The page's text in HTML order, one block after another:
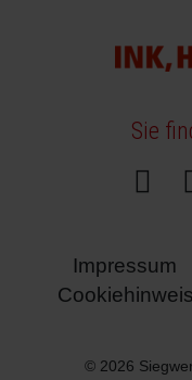
Sie
Impressum
Cookiehinweis
© 2026